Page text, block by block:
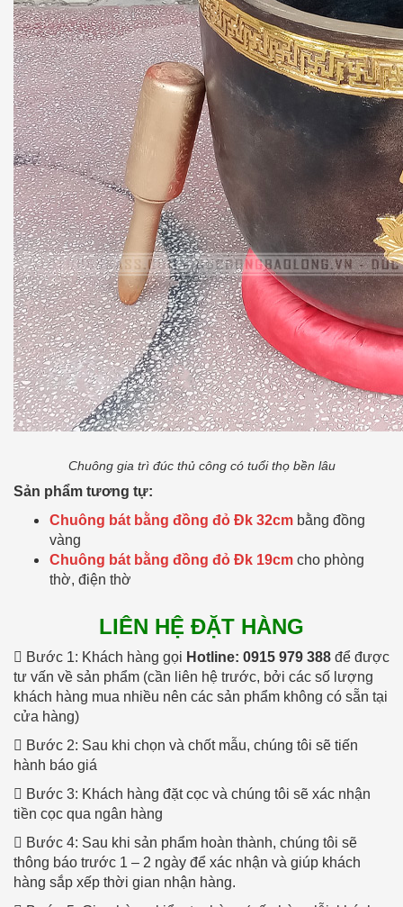
Chuông gia trì đúc thủ công có tuổi thọ bền lâu
Sản phẩm tương tự:
Chuông bát bằng đồng đỏ Đk 32cm bằng đồng
vàng
Chuông bát bằng đồng đỏ Đk 19cm cho phòng
thờ, điện thờ
LIÊN HỆ ĐẶT HÀNG
 Bước 1: Khách hàng gọi Hotline: 0915 979 388 để được
tư vấn về sản phẩm (cần liên hệ trước, bởi các số lượng
khách hàng mua nhiều nên các sản phẩm không có sẵn tại
cửa hàng)
 Bước 2: Sau khi chọn và chốt mẫu, chúng tôi sẽ tiến
hành báo giá
 Bước 3: Khách hàng đặt cọc và chúng tôi sẽ xác nhận
tiền cọc qua ngân hàng
 Bước 4: Sau khi sản phẩm hoàn thành, chúng tôi sẽ
thông báo trước 1 – 2 ngày để xác nhận và giúp khách
hàng sắp xếp thời gian nhận hàng.